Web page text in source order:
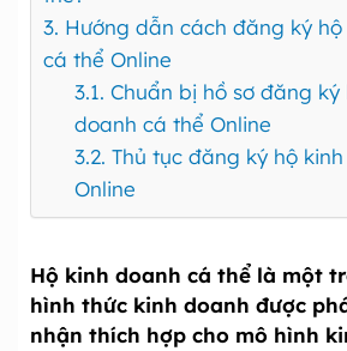
3. Hướng dẫn cách đăng ký
cá thể Online
3.1. Chuẩn bị hồ sơ đăng ký
doanh cá thể Online
3.2. Thủ tục đăng ký hộ
Online
Hộ kinh doanh cá thể là một
hình thức kinh doanh được
nhận thích hợp cho mô hình